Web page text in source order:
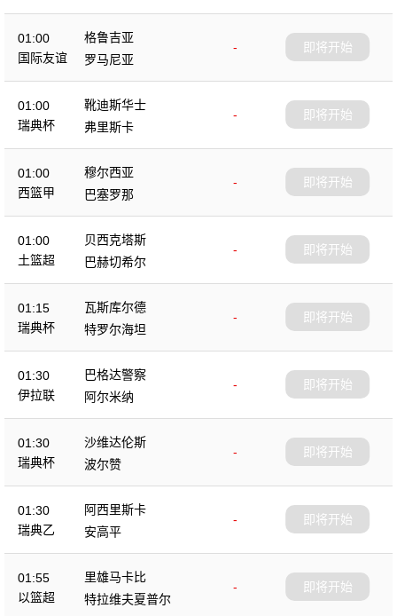
01:00
国际友谊
格鲁吉亚
-
罗马尼亚
即将开始
01:00
瑞典杯
靴迪斯华士
-
弗里斯卡
即将开始
01:00
西篮甲
穆尔西亚
-
巴塞罗那
即将开始
01:00
土篮超
贝西克塔斯
-
巴赫切希尔
即将开始
01:15
瑞典杯
瓦斯库尔德
-
特罗尔海坦
即将开始
01:30
伊拉联
巴格达警察
-
阿尔米纳
即将开始
01:30
瑞典杯
沙维达伦斯
-
波尔赞
即将开始
01:30
瑞典乙
阿西里斯卡
-
安高平
即将开始
01:55
以篮超
里雄马卡比
-
特拉维夫夏普尔
即将开始